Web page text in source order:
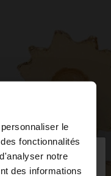
le
fonctionnalités
notre
des informations
×